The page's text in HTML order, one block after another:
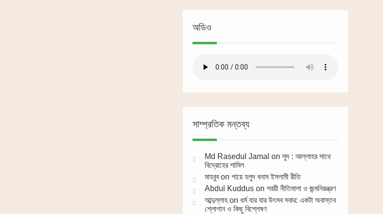
অডিও
সাম্প্রতিক মন্তব্য
Md Rasedul Jamal on সুদ : আল্লাহর সাথে
বিদ্রোহের শামিল
মাহবুবon গায়ে হলুদ বনাম ইসলামী রীতি
Abdul Kuddus on শরয়ী নীতিমালা ও জন্মনিয়ন্ত্রণ
আব্দুল্লাহon ধর্ম যার যার উৎসব সবার: একটা অবাস্তব
শ্লোগান ও কিছু বিশ্লেষণ